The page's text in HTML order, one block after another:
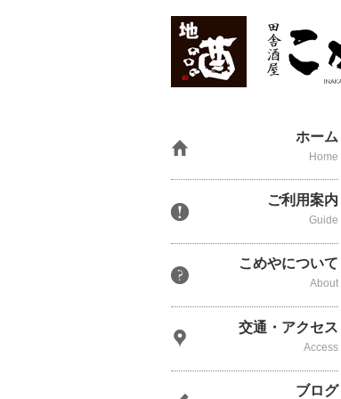
ホーム
Home
ご利用案内
Guide
こめやについて
About
交通・アクセス
Access
ブログ